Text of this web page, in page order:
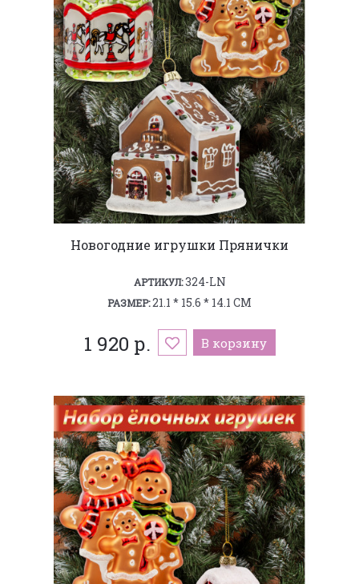
Новогодние игрушки Прянички
АРТИКУЛ:324-LN
РАЗМЕР:21.1 * 15.6 * 14.1 СМ
1 920 р. В корзину